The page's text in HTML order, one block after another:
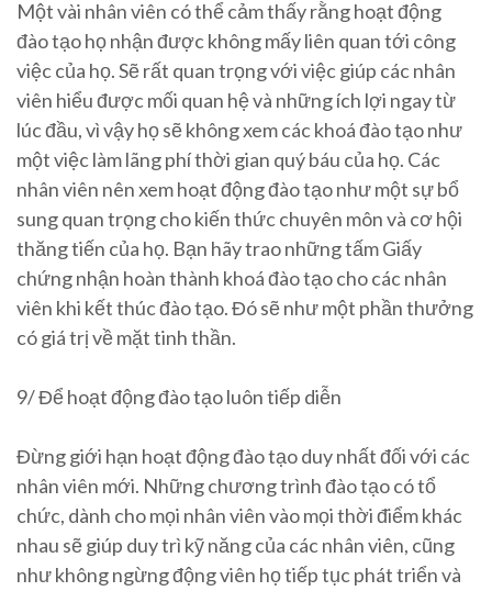
Một vài nhân viên có thể cảm thấy rằng hoạt động
đào tạo họ nhận được không mấy liên quan tới công
việc của họ. Sẽ rất quan trọng với việc giúp các nhân
viên hiểu được mối quan hệ và những ích lợi ngay từ
lúc đầu, vì vậy họ sẽ không xem các khoá đào tạo như
một việc làm lãng phí thời gian quý báu của họ. Các
nhân viên nên xem hoạt động đào tạo như một sự bổ
sung quan trọng cho kiến thức chuyên môn và cơ hội
thăng tiến của họ. Bạn hãy trao những tấm Giấy
chứng nhận hoàn thành khoá đào tạo cho các nhân
viên khi kết thúc đào tạo. Đó sẽ như một phần thưởng
có giá trị về mặt tinh thần.
9/ Để hoạt động đào tạo luôn tiếp diễn
Đừng giới hạn hoạt động đào tạo duy nhất đối với các
nhân viên mới. Những chương trình đào tạo có tổ
chức, dành cho mọi nhân viên vào mọi thời điểm khác
nhau sẽ giúp duy trì kỹ năng của các nhân viên, cũng
như không ngừng động viên họ tiếp tục phát triển và